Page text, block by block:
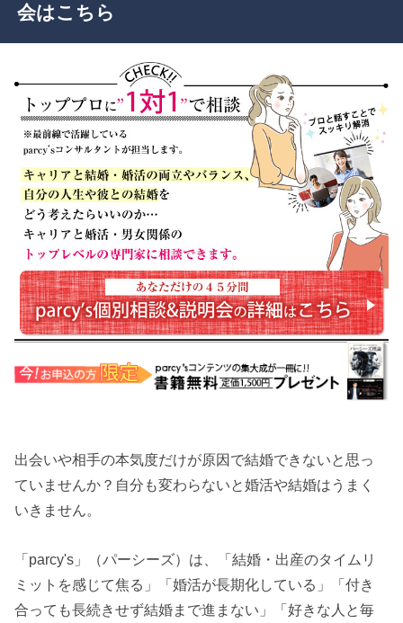
会はこちら
出会いや相手の本気度だけが原因で結婚できないと思っ
ていませんか？自分も変わらないと婚活や結婚はうまく
いきません。
「parcy's」（パーシーズ）は、「結婚・出産のタイムリ
ミットを感じて焦る」「婚活が長期化している」「付き
合っても長続きせず結婚まで進まない」「好きな人と毎